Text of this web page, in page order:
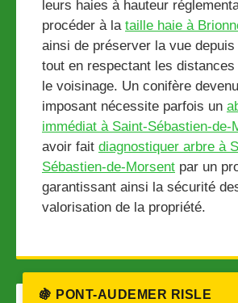
leurs haies à hauteur
procéder à la taille haie à
ainsi de préserver la vue
tout en respectant les
le voisinage. Un conifère
imposant nécessite parfois un
immédiat à Saint-Sébastien-de-
avoir fait diagnostiquer arbre à
Sébastien-de-Morsent par un
garantissant ainsi la sécurité
valorisation de la propriété.
🍇 PONT-AUDEMER RISLE